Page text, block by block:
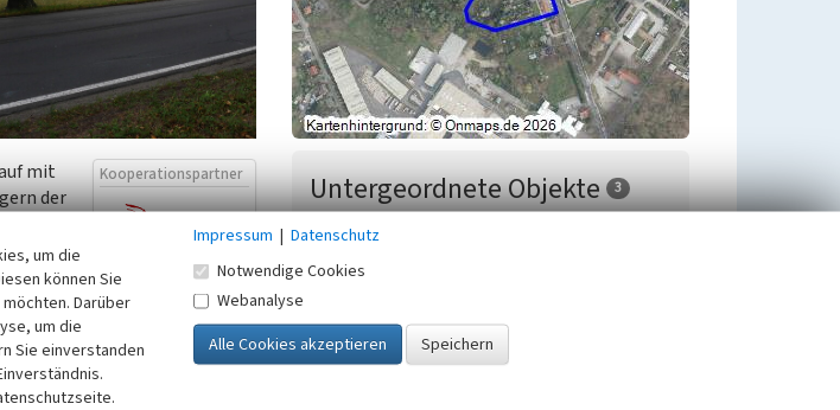
Kooperationspartner
mit
der
der
19
Untergeordnete Objekte 3
Geschossbauten Spremberger Straße
Reihenhäuser Spremberger Straße
um die
können Sie
Darüber
um die
Sie einverstanden
Impressum | Datenschutz
Notwendige Cookies
Webanalyse